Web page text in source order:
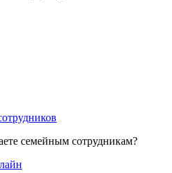
семейным сотрудникам?